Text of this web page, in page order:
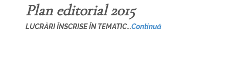
Plan editorial 2015
LUCRĂRI ÎNSCRISE ÎN TEMATIC...Continuă